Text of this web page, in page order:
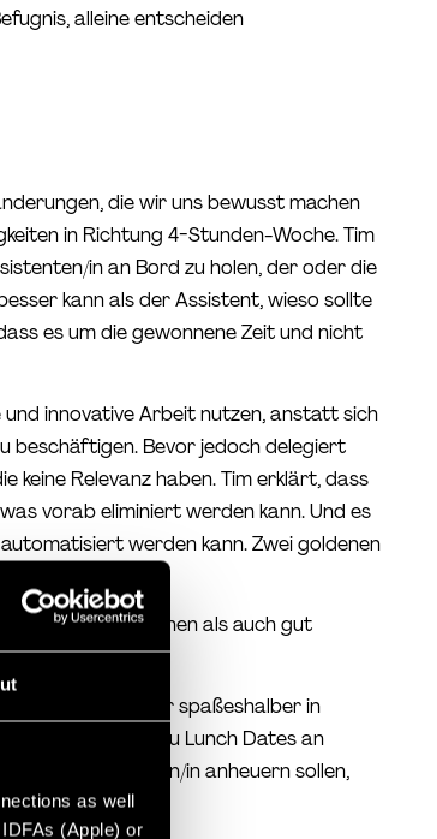
as well
(Apple) or
alleine entscheiden
die wir uns bewusst machen
in Richtung 4-Stunden-Woche. Tim
in an Bord zu holen, der oder die
kann als der Assistent, wieso sollte
es um die gewonnene Zeit und nicht
innovative Arbeit nutzen, anstatt sich
beschäftigen. Bevor jedoch delegiert
keine Relevanz haben. Tim erklärt, dass
vorab eliminiert werden kann. Und es
werden kann. Zwei goldenen
Zeit beanspruchen als auch gut
engagieren, der spaßeshalber in
Einladungen zu Lunch Dates an
eine/n Assistenten/in anheuern sollen,
n brauchen.